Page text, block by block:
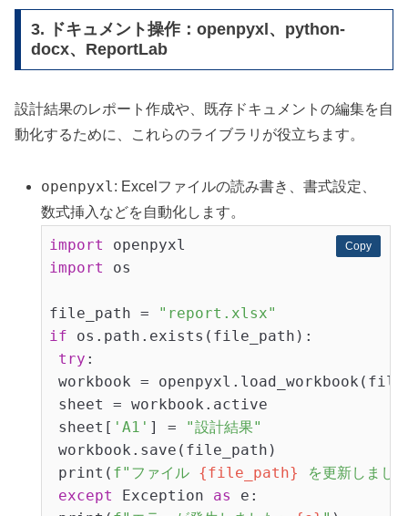
3. ドキュメント操作：openpyxl、python-
docx、ReportLab
設計結果のレポート作成や、既存ドキュメントの編集を自
動化するために、これらのライブラリが役立ちます。
openpyxl: Excelファイルの読み書き、書式設定、
数式挿入などを自動化します。
Copy
Copy
import
import
os
file_path = "report.xlsx"
if os.path.exists(file_path):
try :
workbook =
sheet = workbook.active
sheet[ 'A1' ] = "設計結果"
workbook.save(file_path)
print( f"ファイル {file_path}
を更新しまし
except
Exception as
e: